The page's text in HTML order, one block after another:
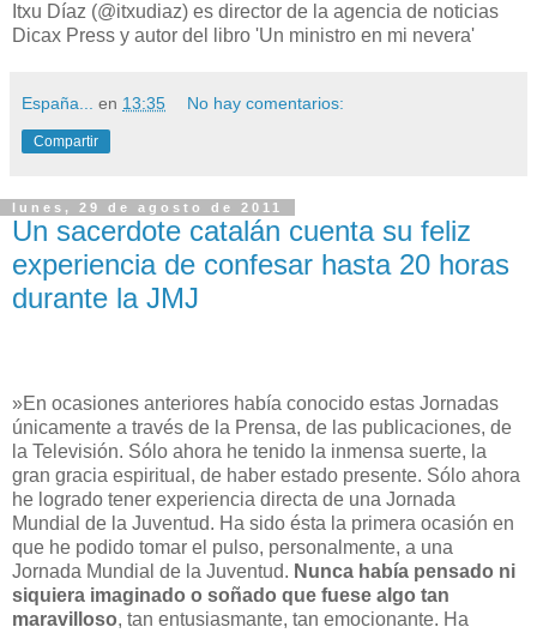
Itxu Díaz (@itxudiaz) es director de la agencia de noticias
Dicax Press y autor del libro 'Un ministro en mi nevera'
España... en 13:35 No hay comentarios:
Compartir
lunes, 29 de agosto de 2011
Un sacerdote catalán cuenta su feliz
experiencia de confesar hasta 20 horas
durante la JMJ
»En ocasiones anteriores había conocido estas Jornadas
únicamente a través de la Prensa, de las publicaciones, de
la Televisión. Sólo ahora he tenido la inmensa suerte, la
gran gracia espiritual, de haber estado presente. Sólo ahora
he logrado tener experiencia directa de una Jornada
Mundial de la Juventud. Ha sido ésta la primera ocasión en
que he podido tomar el pulso, personalmente, a una
Jornada Mundial de la Juventud. Nunca había pensado ni
siquiera imaginado o soñado que fuese algo tan
maravilloso, tan entusiasmante, tan emocionante. Ha